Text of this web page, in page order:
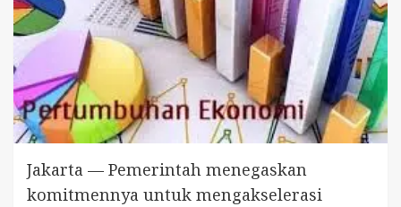
Jakarta — Pemerintah menegaskan
komitmennya untuk mengakselerasi